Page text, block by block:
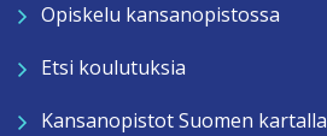
Opiskelu kansanopistossa
Etsi koulutuksia
Kansanopistot Suomen kartalla